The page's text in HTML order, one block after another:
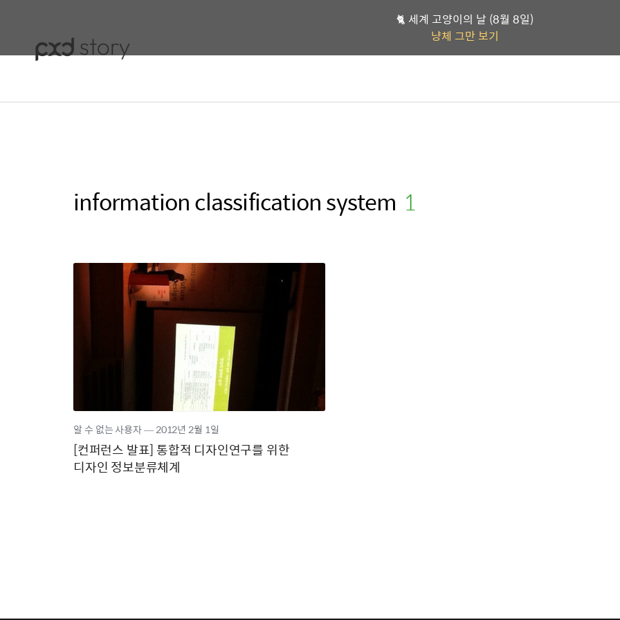
🐈 세계 고양이의 날 (8월 8일)
냥체 그만 보기
information classification system (1)
[컨퍼런스 발표] 통합적 디자인연구를 위한
디자인 정보분류체계
알 수 없는 사용자―2012년2월 1일